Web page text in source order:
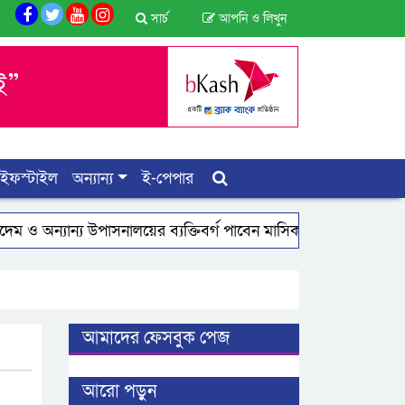
আপনি ও লিখুন
সার্চ
অন্যান্য ই-পেপার
ব্যক্তিবর্গ পাবেন মাসিক সম্মানি: জনপ্রশাসন উপদেষ্টা
আমাদের ফেসবুক পেজ
আরো পড়ুন